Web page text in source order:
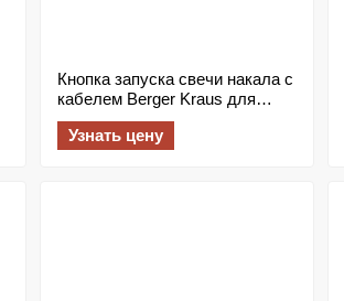
Кнопка запуска свечи накала с
кабелем Berger Kraus для
двигателя KOOP
Узнать цену